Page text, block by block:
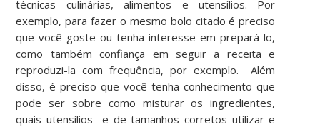
técnicas culinárias, alimentos e utensílios. Por
exemplo, para fazer o mesmo bolo citado é preciso
que você goste ou tenha interesse em prepará-lo,
como também confiança em seguir a receita e
reproduzi-la com frequência, por exemplo. Além
disso, é preciso que você tenha conhecimento que
pode ser sobre como misturar os ingredientes,
quais utensílios e de tamanhos corretos utilizar e